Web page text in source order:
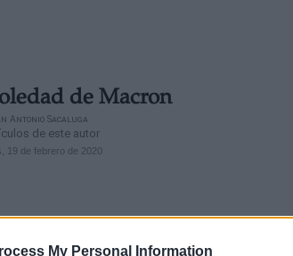
My Personal Information
de Macron
Antonio Sacaluga
de este autor
19 de febrero de 2020